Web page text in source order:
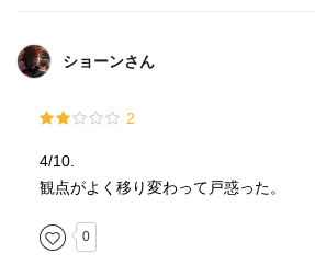
ショーンさん
2
4/10.
観点がよく移り変わって戸惑った。
0